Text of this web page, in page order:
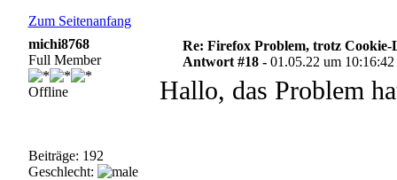
Zum Seitenanfang
michi8768
Full Member
Offline
Beiträge: 192
Geschlecht:
Re: Firefox Problem, trotz Cookie-
Antwort #18 -01.05.22 um 10:16:42
Hallo, das Problem